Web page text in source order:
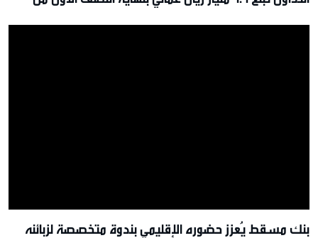
بنك مسقط يُعزز حضوره الإقليمي بندوة متخصصة لزبائنه